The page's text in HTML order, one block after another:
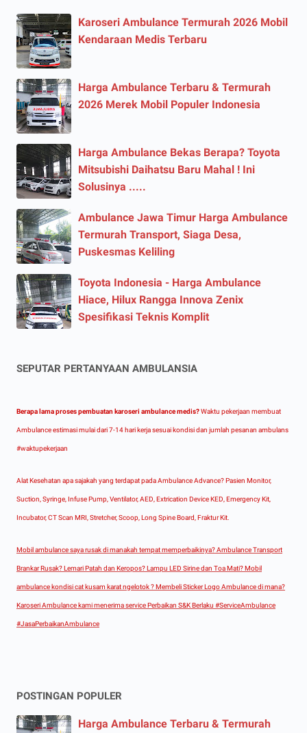
Karoseri Ambulance Termurah 2026 Mobil
Kendaraan Medis Terbaru
Harga Ambulance Terbaru & Termurah
2026 Merek Mobil Populer Indonesia
Harga Ambulance Bekas Berapa? Toyota
Mitsubishi Daihatsu Baru Mahal ! Ini
Solusinya .....
Ambulance Jawa Timur Harga Ambulance
Termurah Transport, Siaga Desa,
Puskesmas Keliling
Toyota Indonesia - Harga Ambulance
Hiace, Hilux Rangga Innova Zenix
Spesifikasi Teknis Komplit
SEPUTAR PERTANYAAN AMBULANSIA
Berapa lama proses pembuatan karoseri ambulance medis?Waktu pekerjaan membuat
Ambulance estimasi mulai dari 7-14 hari kerja sesuai kondisi dan jumlah pesanan ambulans
#waktupekerjaan
Alat Kesehatan apa sajakah yang terdapat pada Ambulance Advance? Pasien Monitor,
Suction, Syringe, Infuse Pump, Ventilator, AED, Extrication Device KED, Emergency Kit,
Incubator, CT Scan MRI, Stretcher, Scoop, Long Spine Board, Fraktur Kit.
Mobil ambulance saya rusak di manakah tempat memperbaikinya? Ambulance Transport
Brankar Rusak? Lemari Patah dan Keropos? Lampu LED Sirine dan Toa Mati? Mobil
ambulance kondisi cat kusam karat ngelotok ? Membeli Sticker Logo Ambulance di mana?
Karoseri Ambulance kami menerima service Perbaikan S&K Berlaku #ServiceAmbulance
#JasaPerbaikanAmbulance
POSTINGAN POPULER
Harga Ambulance Terbaru & Termurah